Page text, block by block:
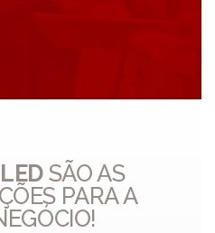
SÃO AS
PARA A